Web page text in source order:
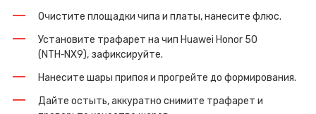
Очистите площадки чипа и платы, нанесите флюс.
Установите трафарет на чип Huawei Honor 50
(NTH‑NX9), зафиксируйте.
Нанесите шары припоя и прогрейте до формирования.
Дайте остыть, аккуратно снимите трафарет и